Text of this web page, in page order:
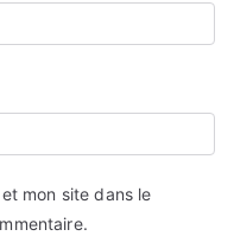
mon site dans le